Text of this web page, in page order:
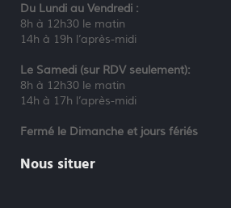
Du Lundi au Vendredi :
8h à 12h30 le matin
14h à 19h l’après-midi
Le Samedi (sur RDV seulement):
8h à 12h30 le matin
14h à 17h l’après-midi
Fermé le Dimanche et jours fériés
Nous situer